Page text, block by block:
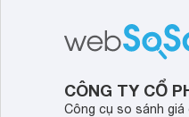
cận sản phẩm
CÔNG TY CỔ
Công cụ so sánh giá